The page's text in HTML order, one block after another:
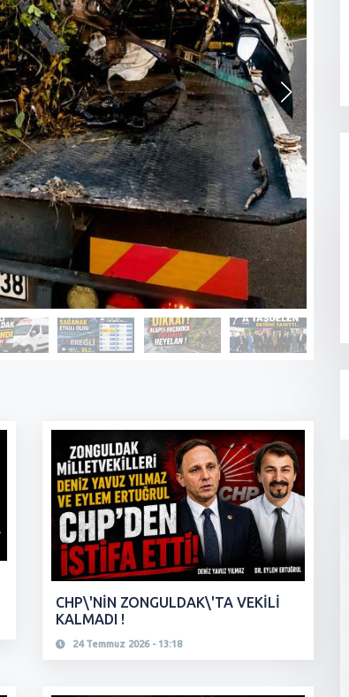
CHP\'NİN ZONGULDAK\'TA VEKİLİ
KALMADI !
24 Temmuz 2026 - 13:18